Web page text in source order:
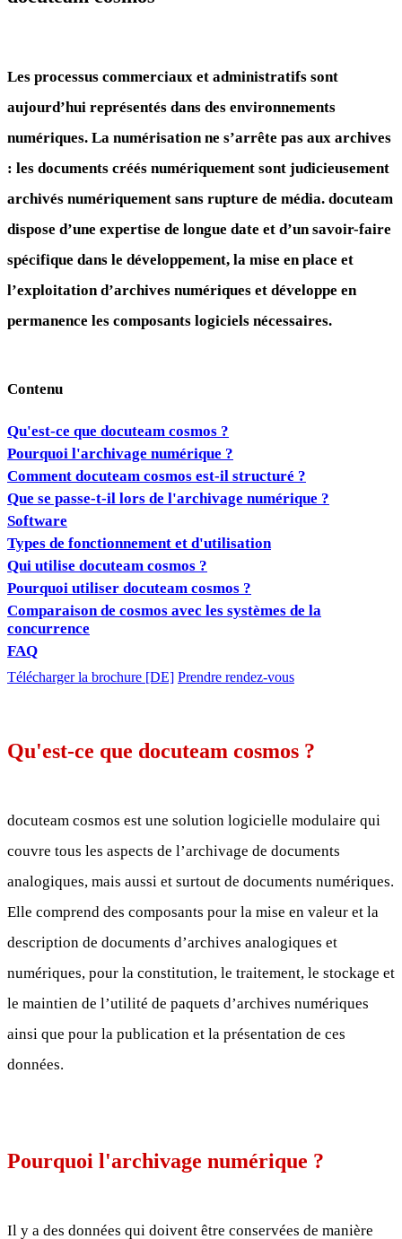
Les processus commerciaux et administratifs sont
aujourd’hui représentés dans des environnements
numériques. La numérisation ne s’arrête pas aux archives
: les documents créés numériquement sont judicieusement
archivés numériquement sans rupture de média. docuteam
dispose d’une expertise de longue date et d’un savoir-faire
spécifique dans le développement, la mise en place et
l’exploitation d’archives numériques et développe en
permanence les composants logiciels nécessaires.
Contenu
Qu'est-ce que docuteam cosmos ?
Pourquoi l'archivage numérique ?
Comment docuteam cosmos est-il structuré ?
Que se passe-t-il lors de l'archivage numérique ?
Software
Types de fonctionnement et d'utilisation
Qui utilise docuteam cosmos ?
Pourquoi utiliser docuteam cosmos ?
Comparaison de cosmos avec les systèmes de la
concurrence
FAQ
Télécharger la brochure [DE] Prendre rendez-vous
Qu'est-ce que docuteam cosmos ?
docuteam cosmos est une solution logicielle modulaire qui
couvre tous les aspects de l’archivage de documents
analogiques, mais aussi et surtout de documents numériques.
Elle comprend des composants pour la mise en valeur et la
description de documents d’archives analogiques et
numériques, pour la constitution, le traitement, le stockage et
le maintien de l’utilité de paquets d’archives numériques
ainsi que pour la publication et la présentation de ces
données.
Pourquoi l'archivage numérique ?
Il y a des données qui doivent être conservées de manière